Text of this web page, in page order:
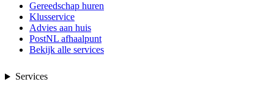
Gereedschap huren
Klusservice
Advies aan huis
PostNL afhaalpunt
Bekijk alle services
Services